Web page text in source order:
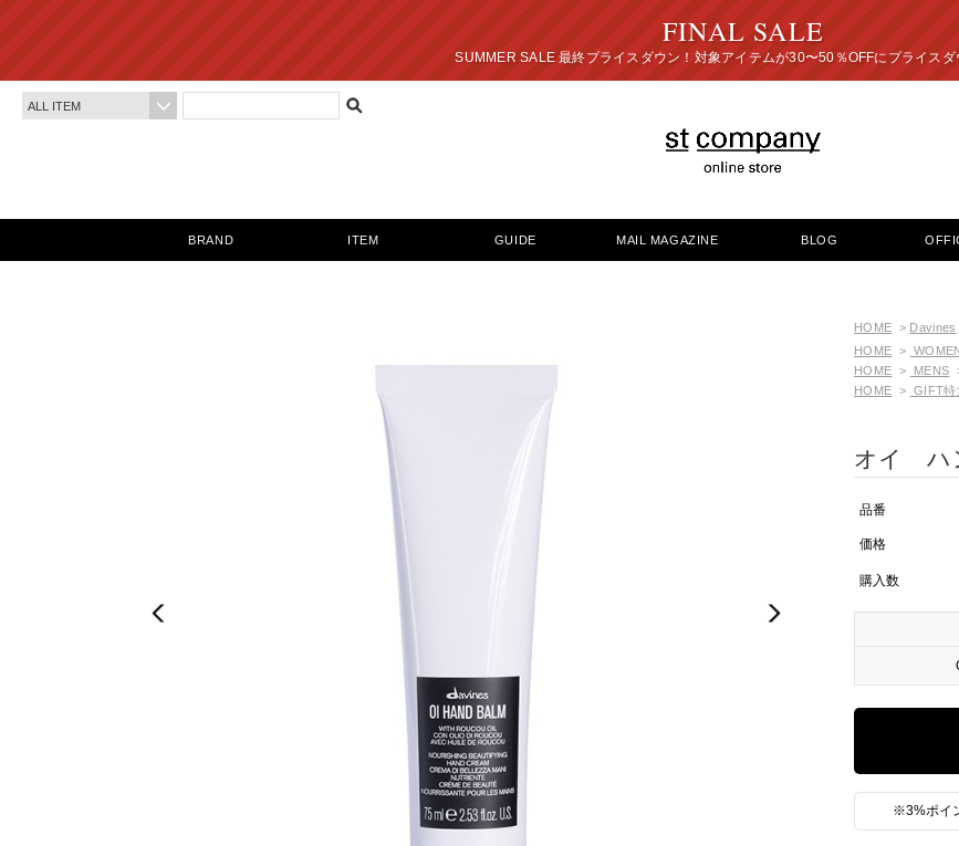
FINAL SALE
SUMMER SALE 最終プライスダウン！対象アイテムが30〜50％OFFに
BRAND ITEM GUIDE MAIL MAGAZINE BLOG
HOME > Davines
HOME >
HOME > MENS
HOME > GIFT特
オイ ハ
品番
価格
購入数
※3%ポイ